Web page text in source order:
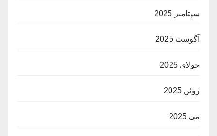
سپتامبر 2025
آگوست 2025
جولای 2025
ژوئن 2025
می 2025